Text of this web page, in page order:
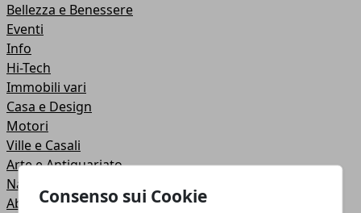
Consenso sui Cookie
Bellezza e Benessere
Eventi
Info
Hi-Tech
Immobili vari
Casa e Design
Motori
Ville e Casali
Arte e Antiquariato
Nautica
Abbigliamento